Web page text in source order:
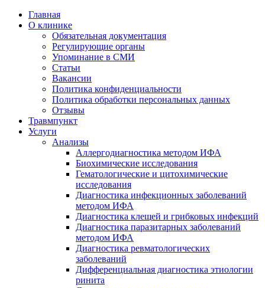
Главная
О клинике
Обязательная документация
Регулирующие органы
Упоминание в СМИ
Статьи
Вакансии
Политика конфиденциальности
Политика обработки персональных данных
Отзывы
Травмпункт
Услуги
Анализы
Аллергодиагностика методом ИФА
Биохимические исследования
Гематологические и цитохимические
исследования
Диагностика инфекционных заболеваний
методом ИФА
Диагностика клещей и грибковых инфекций
Диагностика паразитарных заболеваний
методом ИФА
Диагностика ревматологических
заболеваний
Дифференциальная диагностика этиологии
ринита